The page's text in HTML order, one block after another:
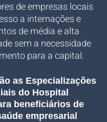
de empresas locais
a internações e
de média e alta
sem a necessidade
para a capital.
as Especializações
do Hospital
beneficiários de
empresarial